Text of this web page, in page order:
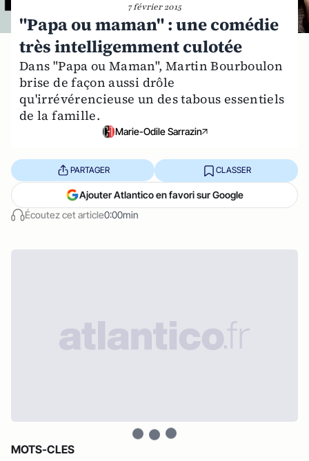
7 février 2015
"Papa ou maman" : une comédie
très intelligemment culotée
Dans "Papa ou Maman", Martin Bourboulon
brise de façon aussi drôle
qu'irrévérencieuse un des tabous essentiels
de la famille.
Marie-Odile Sarrazin
Écoutez cet article0:00min
PARTAGER CLASSER
Ajouter Atlantico en favori sur Google
MOTS-CLES